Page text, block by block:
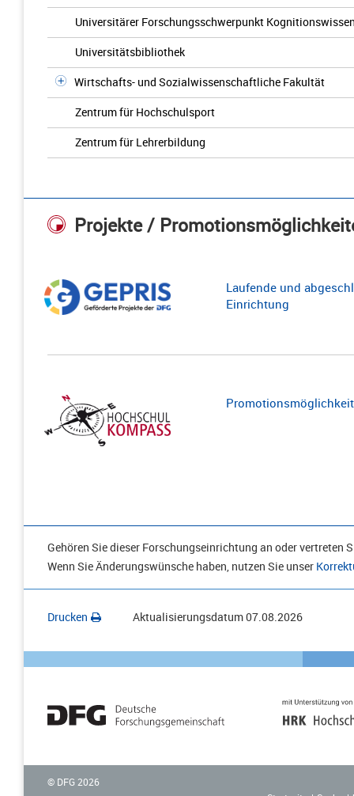
Universitärer Forschungsschwerpunkt
Universitätsbibliothek
Wirtschafts- und Sozialwissenschaftliche Fakultät
Zentrum für Hochschulsport
Zentrum für Lehrerbildung
Projekte /
Laufende und
Einrichtung
Gehören Sie dieser Forschungseinrichtung an oder vertreten
Wenn Sie Änderungswünsche haben, nutzen Sie unser
Drucken Aktualisierungsdatum07.08.2026
© DFG 2026